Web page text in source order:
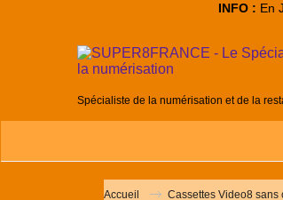
INFO : En
Spécialiste de la numérisation et de la
Accueil Cassettes Video8 sans